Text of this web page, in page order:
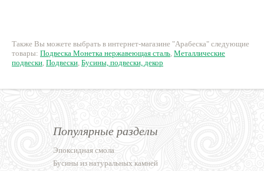
Также Вы можете выбрать в интернет-магазине "Арабеска" следующие
товары: Подвеска Монетка нержавеющая сталь, Металлические
подвески, Подвески, Бусины, подвески, декор
Популярные разделы
Эпоксидная смола
Бусины из натуральных камней